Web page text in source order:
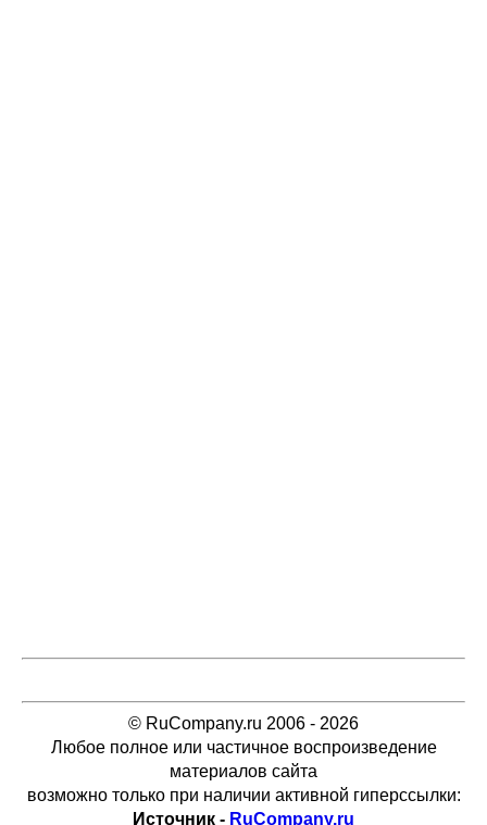
© RuCompany.ru 2006 - 2026
Любое полное или частичное воспроизведение
материалов сайта
возможно только при наличии активной гиперссылки:
Источник - RuCompany.ru